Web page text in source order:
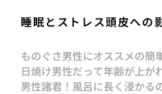
睡眠とストレス頭皮への
ものぐさ男性にオススメの簡
日焼け男性だって年齢が上が
男性諸君！風呂に長く浸かる